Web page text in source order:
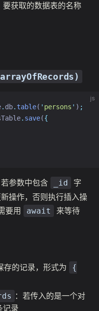
要获取的数据表的名称
js
. db. table( ' persons ' ) ;
. save({
参数中包含 _id
字
操作，否则执行插入操
要用 await
来等待
存的记录，形式为
{
：若传入的是一个对
记录